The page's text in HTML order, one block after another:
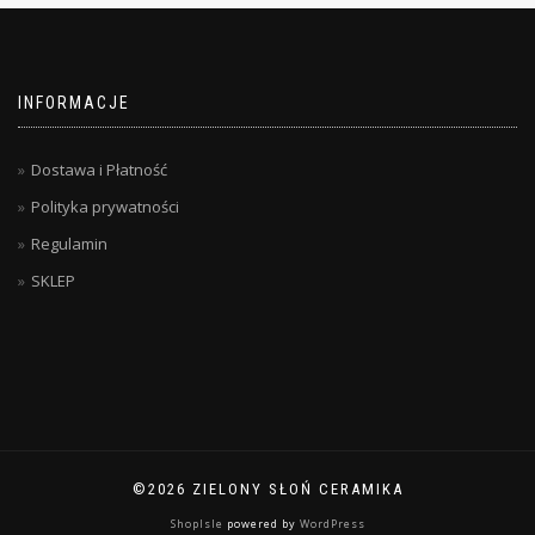
INFORMACJE
Dostawa i Płatność
Polityka prywatności
Regulamin
SKLEP
©2026 ZIELONY SŁOŃ CERAMIKA
ShopIsle powered by WordPress